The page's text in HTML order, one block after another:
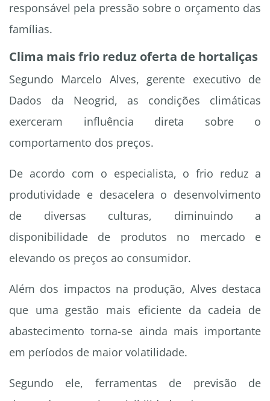
responsável pela pressão sobre o orçamento das
famílias.
Clima mais frio reduz oferta de hortaliças
Segundo Marcelo Alves, gerente executivo de
Dados da Neogrid, as condições climáticas
exerceram influência direta sobre o
comportamento dos preços.
De acordo com o especialista, o frio reduz a
produtividade e desacelera o desenvolvimento
de diversas culturas, diminuindo a
disponibilidade de produtos no mercado e
elevando os preços ao consumidor.
Além dos impactos na produção, Alves destaca
que uma gestão mais eficiente da cadeia de
abastecimento torna-se ainda mais importante
em períodos de maior volatilidade.
Segundo ele, ferramentas de previsão de